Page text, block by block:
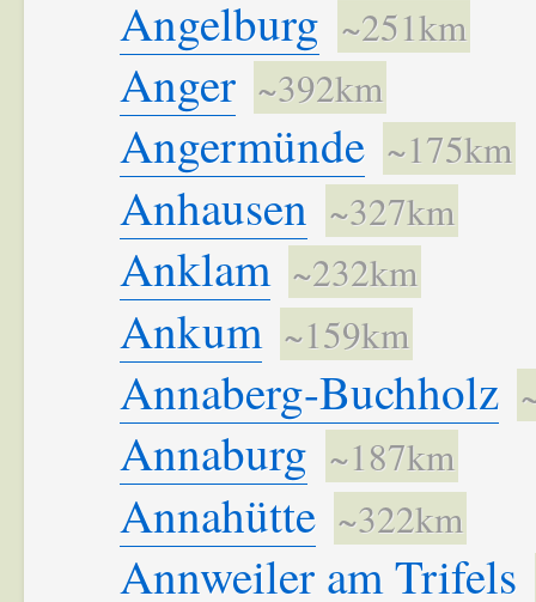
Angelburg ~251km
Anger ~392km
Angermünde ~175km
Anhausen ~327km
Anklam ~232km
Ankum ~159km
Annaberg-Buchholz
Annaburg ~187km
Annahütte ~322km
Annweiler am Trifels